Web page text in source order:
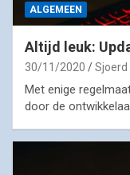
ALGEMEEN
Altijd leuk:
30/11/2020 Sjoerd
Met enige
door de